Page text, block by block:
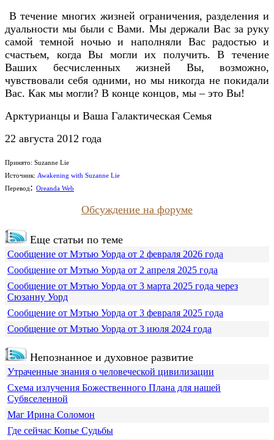
В течение многих жизней ограничения, разделения и
дуальности мы были с Вами. Мы держали Вас за руку
самой темной ночью и наполняли Вас радостью и
счастьем, когда Вы могли их получить. В течение
Ваших бесчисленных жизней Вы, возможно,
чувствовали себя одними, но мы никогда не покидали
Вас. Как мы могли? В конце концов, мы – это Вы!
Арктурианцы и Ваша Галактическая Семья
22 августа 2012 года
Принято: Suzanne Lie
Источник: Awakening with Suzanne Lie
Перевод: Oreanda Web
Обсуждение на форуме
Еще статьи по теме
Сообщение от Мэтью Уорда от 2 февраля 2026 года
Сообщение от Мэтью Уорда от 2 апреля 2025 года
Сообщение от Мэтью Уорда от 3 марта 2025 года через
Сюзанну Уорд
Сообщение от Мэтью Уорда от 3 февраля 2025 года
Сообщение от Мэтью Уорда от 3 июля 2024 года
Непознанное и духовное развитие
Утраченные знания о человеческой цивилизации
Схема излучения Божественного Плана для нашей
Субвселенной
Маг Ирина Соломон
Где сейчас Копье Судьбы